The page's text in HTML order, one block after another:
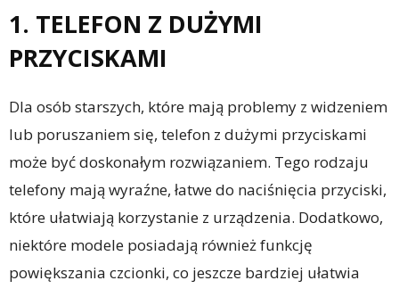
1. TELEFON Z DUŻYMI
PRZYCISKAMI
Dla osób starszych, które mają problemy z widzeniem
lub poruszaniem się, telefon z dużymi przyciskami
może być doskonałym rozwiązaniem. Tego rodzaju
telefony mają wyraźne, łatwe do naciśnięcia przyciski,
które ułatwiają korzystanie z urządzenia. Dodatkowo,
niektóre modele posiadają również funkcję
powiększania czcionki, co jeszcze bardziej ułatwia